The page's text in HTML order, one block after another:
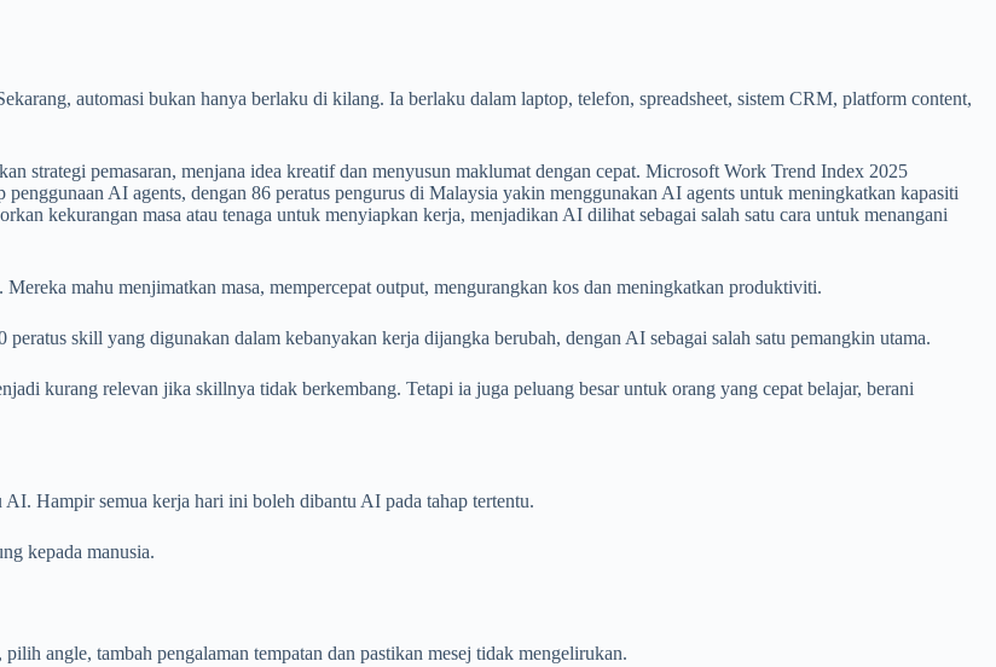
automasi bukan hanya berlaku di kilang. Ia berlaku dalam laptop, telefon, spreadsheet, sistem CRM, platform content,
strategi pemasaran, menjana idea kreatif dan menyusun maklumat dengan cepat. Microsoft Work Trend Index 2025
AI agents, dengan 86 peratus pengurus di Malaysia yakin menggunakan AI agents untuk meningkatkan kapasiti
kekurangan masa atau tenaga untuk menyiapkan kerja, menjadikan AI dilihat sebagai salah satu cara untuk menangani
mahu menjimatkan masa, mempercepat output, mengurangkan kos dan meningkatkan produktiviti.
skill yang digunakan dalam kebanyakan kerja dijangka berubah, dengan AI sebagai salah satu pemangkin utama.
kurang relevan jika skillnya tidak berkembang. Tetapi ia juga peluang besar untuk orang yang cepat belajar, berani
Hampir semua kerja hari ini boleh dibantu AI pada tahap tertentu.
kepada manusia.
angle, tambah pengalaman tempatan dan pastikan mesej tidak mengelirukan.